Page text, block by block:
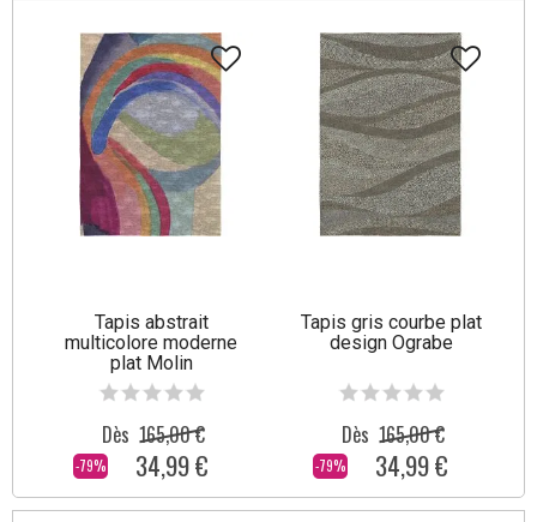
Tapis abstrait
multicolore moderne
plat Molin
-79%
Dès 165,00 €
34,99 €
Tapis gris courbe plat
design Ograbe
-79%
Dès 165,00 €
34,99 €